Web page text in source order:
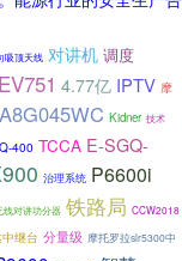
吸顶天线 对讲机 调度
EV751 4.77亿 IPTV 摩
Kidner 技术
400 TCCA E-SGQ-
治理系统 P6600i
线对讲功分器 铁路局 CCW2018
继台 分量级 摩托罗拉slr5300中